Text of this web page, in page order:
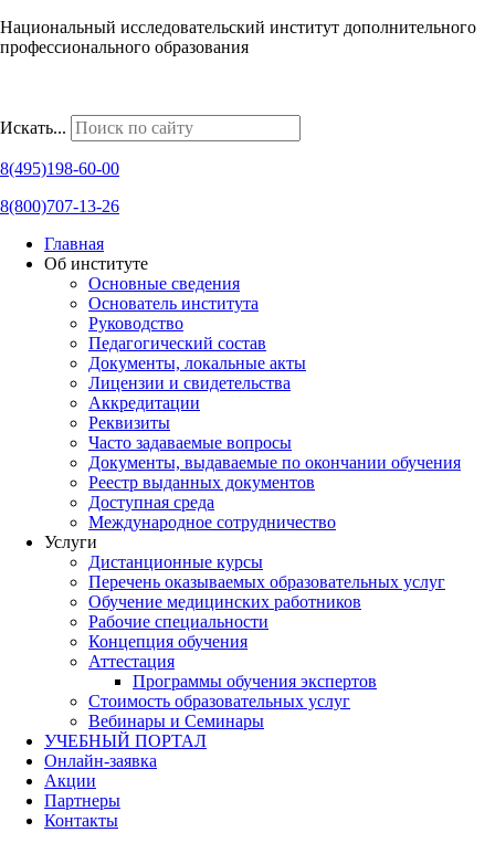
Национальный исследовательский институт дополнительного
профессионального образования
Искать...
8(495)198-60-00
8(800)707-13-26
Главная
Об институте
Основные сведения
Основатель института
Руководство
Педагогический состав
Документы, локальные акты
Лицензии и свидетельства
Аккредитации
Реквизиты
Часто задаваемые вопросы
Документы, выдаваемые по окончании обучения
Реестр выданных документов
Доступная среда
Международное сотрудничество
Услуги
Дистанционные курсы
Перечень оказываемых образовательных услуг
Обучение медицинских работников
Рабочие специальности
Концепция обучения
Аттестация
Программы обучения экспертов
Стоимость образовательных услуг
Вебинары и Семинары
УЧЕБНЫЙ ПОРТАЛ
Онлайн-заявка
Акции
Партнеры
Контакты